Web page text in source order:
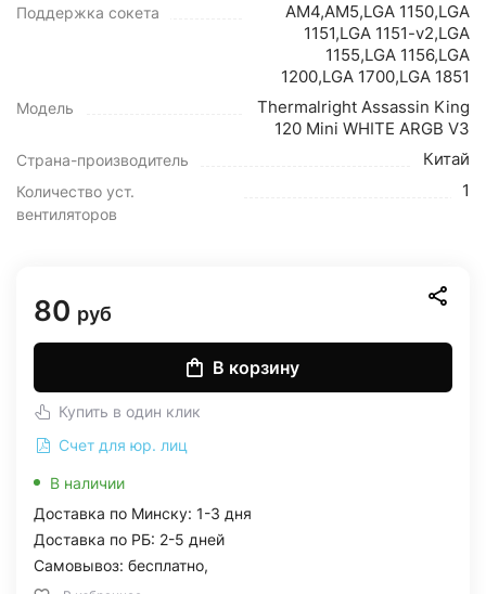
Поддержка сокета
AM4,AM5,LGA 1150,LGA
1151,LGA 1151-v2,LGA
1155,LGA 1156,LGA
1200,LGA 1700,LGA 1851
Модель
Thermalright Assassin King
120 Mini WHITE ARGB V3
Страна-производитель Китай
Количество уст.
вентиляторов
1
80 руб
В корзину
Купить в один клик
Счет для юр. лиц
В наличии
Доставка по Минску: 1-3 дня
Доставка по РБ: 2-5 дней
Самовывоз: бесплатно,